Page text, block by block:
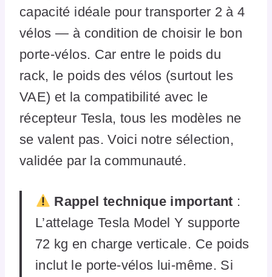
capacité idéale pour transporter 2 à 4
vélos — à condition de choisir le bon
porte-vélos. Car entre le poids du
rack, le poids des vélos (surtout les
VAE) et la compatibilité avec le
récepteur Tesla, tous les modèles ne
se valent pas. Voici notre sélection,
validée par la communauté.
Rappel technique important :
L’attelage Tesla Model Y supporte
72 kg en charge verticale. Ce poids
inclut le porte-vélos lui-même. Si